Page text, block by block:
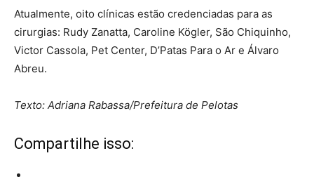
Atualmente, oito clínicas estão credenciadas para as
cirurgias: Rudy Zanatta, Caroline Kögler, São Chiquinho,
Victor Cassola, Pet Center, D’Patas Para o Ar e Álvaro
Abreu.
Texto: Adriana Rabassa/Prefeitura de Pelotas
Compartilhe isso: